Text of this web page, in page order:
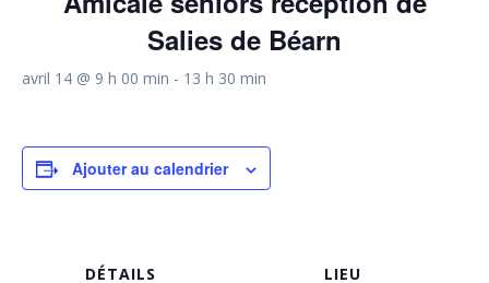
Salies de Béarn
avril 14 @ 9 h 00 min - 13 h 30 min
Ajouter au calendrier
DÉTAILS LIEU